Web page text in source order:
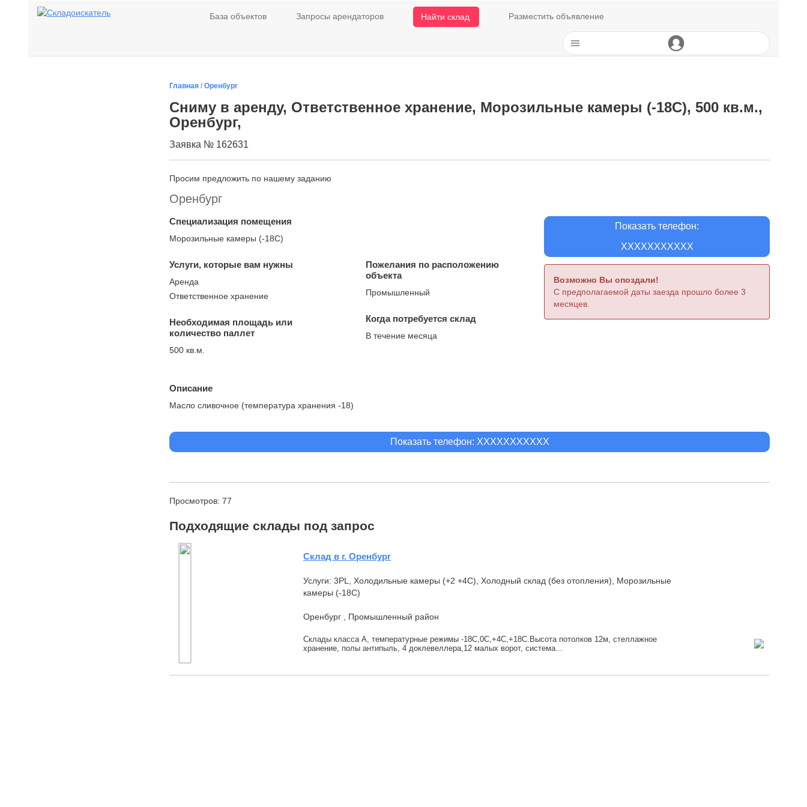
База объектов Запросы арендаторов Найти склад Разместить объявление
Главная / Оренбург
Сниму в аренду, Ответственное хранение, Морозильные камеры (-18С), 500 кв.м.,
Оренбург,
Заявка № 162631
Просим предложить по нашему заданию
Оренбург
Показать телефон:
XXXXXXXXXXX
Возможно Вы опоздали!
С предполагаемой даты заезда прошло более 3
месяцев.
Специализация помещения
Морозильные камеры (-18С)
Услуги, которые вам нужны
Аренда
Ответственное хранение
Необходимая площадь или
количество паллет
500 кв.м.
Пожелания по расположению
объекта
Промышленный
Когда потребуется склад
В течение месяца
Описание
Масло сливочное (температура хранения -18)
Показать телефон: XXXXXXXXXXX
Просмотров: 77
Подходящие склады под запрос
Склад в г. Оренбург
Услуги: 3PL, Холодильные камеры (+2 +4С), Холодный склад (без отопления), Морозильные
камеры (-18С)
Оренбург , Промышленный район
Склады класса А, температурные режимы -18С,0С,+4С,+18С.Высота потолков 12м, стеллажное
хранение, полы антипыль, 4 доклевеллера,12 малых ворот, система...